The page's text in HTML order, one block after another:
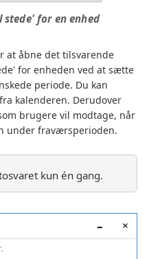
for en enhed
at åbne det tilsvarende
for enheden ved at sætte
periode. Du kan
kalenderen. Derudover
brugere vil modtage, når
under fraværsperioden.
kun én gang.